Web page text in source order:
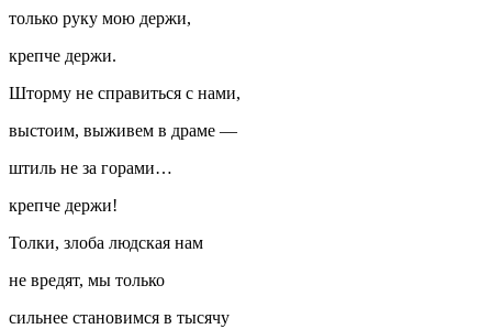
только руку мою держи,
крепче держи.
Шторму не справиться с нами,
выстоим, выживем в драме —
штиль не за горами…
крепче держи!
Толки, злоба людская нам
не вредят, мы только
сильнее становимся в тысячу